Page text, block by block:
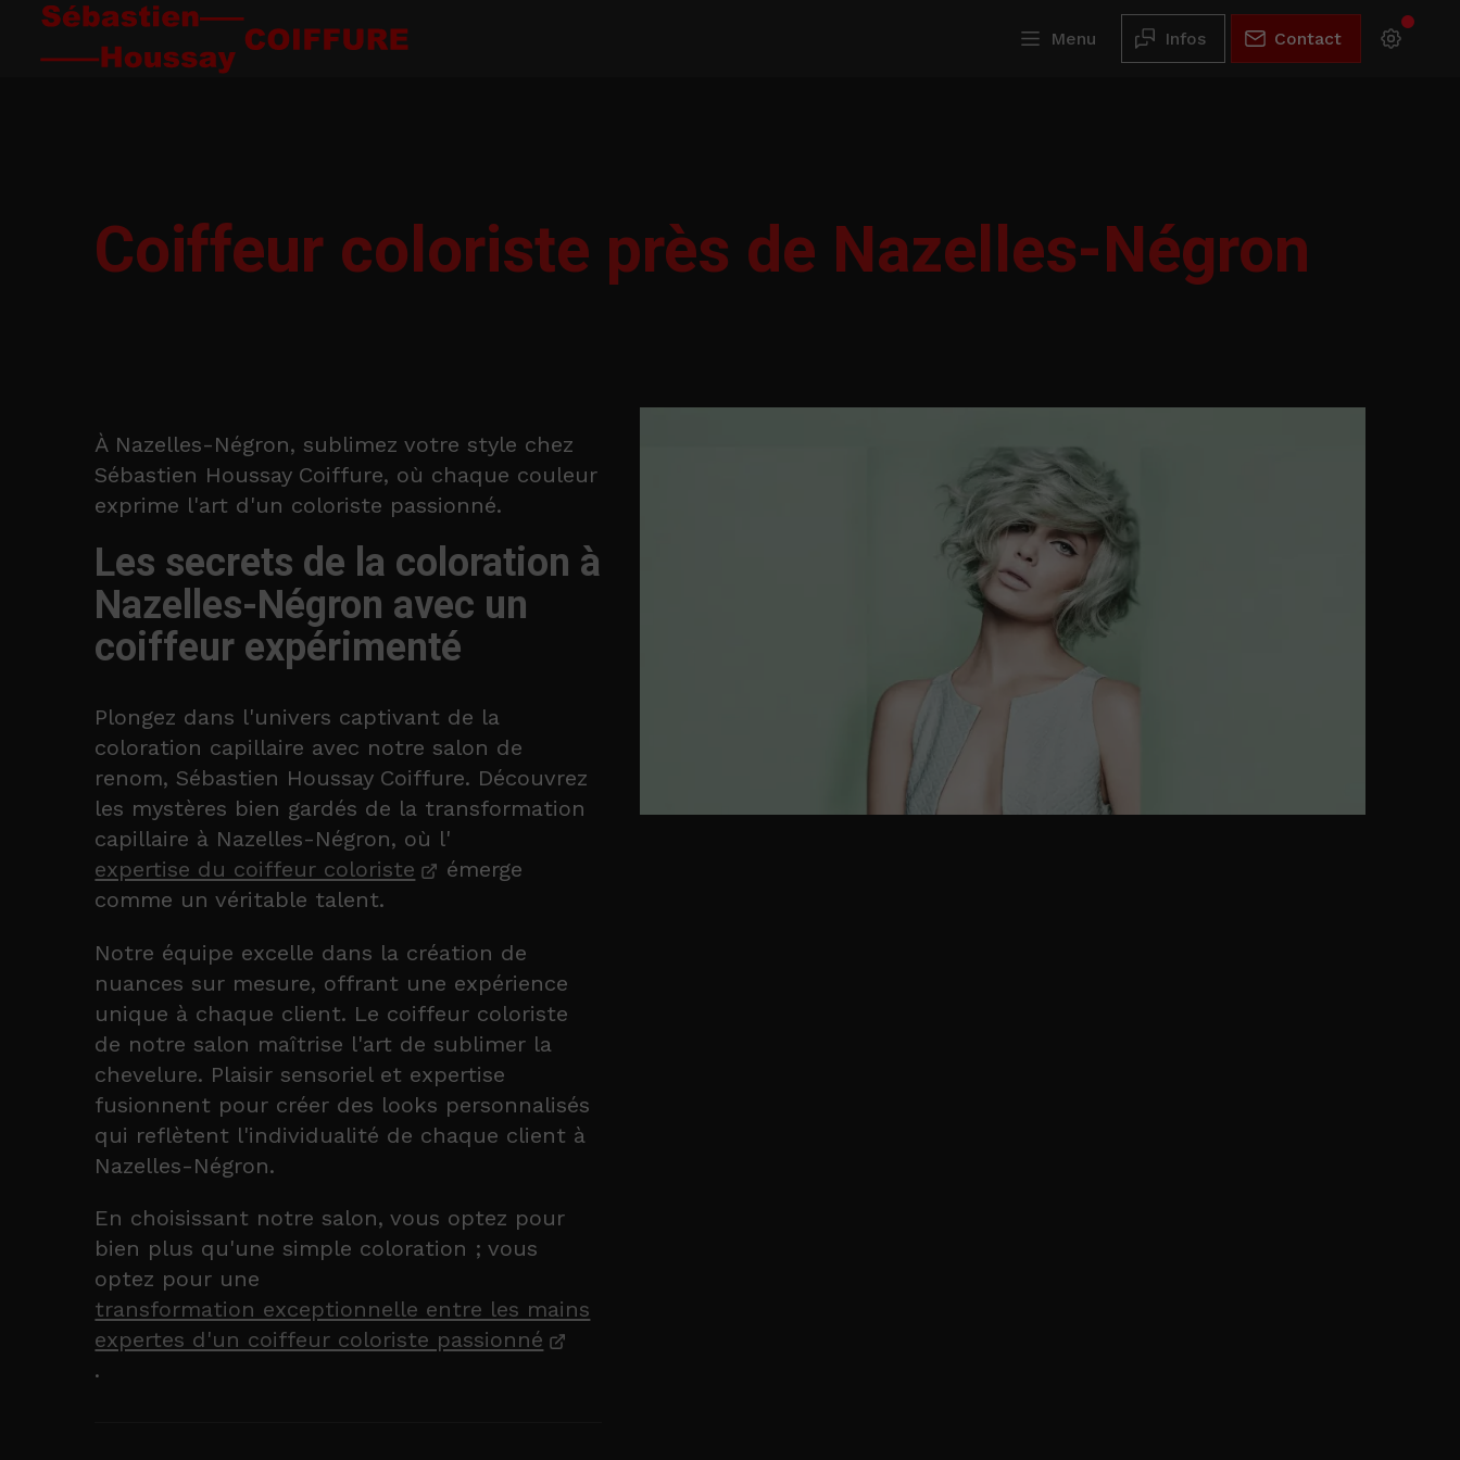
Menu Infos Contact
Coiffeur coloriste près de Nazelles-Négron
À Nazelles-Négron, sublimez votre style chez
Sébastien Houssay Coiffure, où chaque couleur
exprime l'art d'un coloriste passionné.
Les secrets de la coloration à
Nazelles-Négron avec un
coiffeur expérimenté
Plongez dans l'univers captivant de la
coloration capillaire avec notre salon de
renom, Sébastien Houssay Coiffure. Découvrez
les mystères bien gardés de la transformation
capillaire à Nazelles-Négron, où l'
expertise du coiffeur coloriste
émerge
comme un véritable talent.
Notre équipe excelle dans la création de
nuances sur mesure, offrant une expérience
unique à chaque client. Le coiffeur coloriste
de notre salon maîtrise l'art de sublimer la
chevelure. Plaisir sensoriel et expertise
fusionnent pour créer des looks personnalisés
qui reflètent l'individualité de chaque client à
Nazelles-Négron.
En choisissant notre salon, vous optez pour
bien plus qu'une simple coloration ; vous
optez pour une
transformation exceptionnelle entre les mains
expertes d'un coiffeur coloriste passionné
.